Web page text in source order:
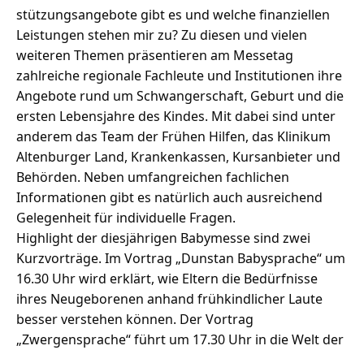
stützungsangebote gibt es und welche finanziellen
Leistungen stehen mir zu? Zu diesen und vielen
weiteren Themen präsentieren am Messetag
zahlreiche regionale Fachleute und Institutionen ihre
Angebote rund um Schwangerschaft, Geburt und die
ersten Lebensjahre des Kindes. Mit dabei sind unter
anderem das Team der Frühen Hilfen, das Klinikum
Altenburger Land, Krankenkassen, Kursanbieter und
Behörden. Neben umfangreichen fachlichen
Informationen gibt es natürlich auch ausreichend
Gelegenheit für individuelle Fragen.
Highlight der diesjährigen Babymesse sind zwei
Kurzvorträge. Im Vortrag „Dunstan Babysprache“ um
16.30 Uhr wird erklärt, wie Eltern die Bedürfnisse
ihres Neugeborenen anhand frühkindlicher Laute
besser verstehen können. Der Vortrag
„Zwergensprache“ führt um 17.30 Uhr in die Welt der